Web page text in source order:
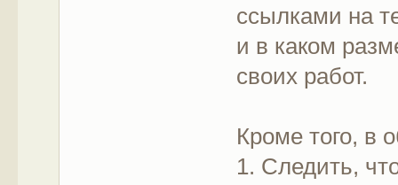
ссылками на
и в каком
своих работ.
Кроме того, в
1. Следить,